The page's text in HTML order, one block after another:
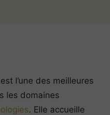
l’une des meilleures
les domaines
. Elle accueille